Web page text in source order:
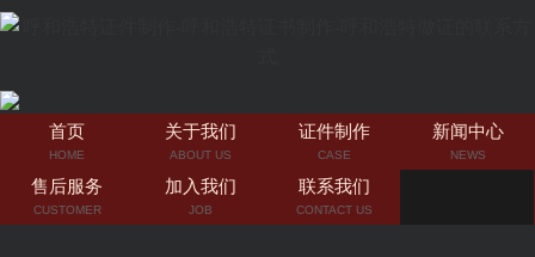
首页
HOME
关于我们
ABOUT US
证件制作
CASE
新闻中心
NEWS
售后服务
CUSTOMER
加入我们
JOB
联系我们
CONTACT US